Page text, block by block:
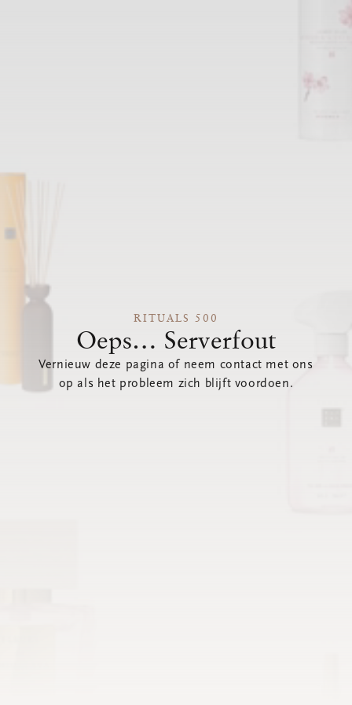
RITUALS 500
Oeps… Serverfout
Vernieuw deze pagina of neem contact met ons
op als het probleem zich blijft voordoen.